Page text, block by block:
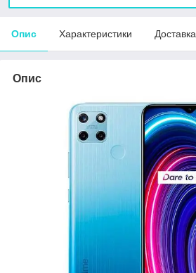
Опис Характеристики Доставка
Опис